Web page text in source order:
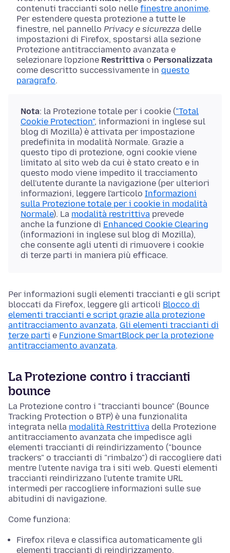
contenuti traccianti solo nelle finestre anonime.
Per estendere questa protezione a tutte le
finestre, nel pannello Privacy e sicurezza delle
impostazioni di Firefox, spostarsi alla sezione
Protezione antitracciamento avanzata e
selezionare l'opzione Restrittiva o Personalizzata
come descritto successivamente in questo
paragrafo.
Nota: la Protezione totale per i cookie ("Total
Cookie Protection", informazioni in inglese sul
blog di Mozilla) è attivata per impostazione
predefinita in modalità Normale. Grazie a
questo tipo di protezione, ogni cookie viene
limitato al sito web da cui è stato creato e in
questo modo viene impedito il tracciamento
dell'utente durante la navigazione (per ulteriori
informazioni, leggere l'articolo Informazioni
sulla Protezione totale per i cookie in modalità
Normale). La modalità restrittiva prevede
anche la funzione di Enhanced Cookie Clearing
(informazioni in inglese sul blog di Mozilla),
che consente agli utenti di rimuovere i cookie
di terze parti in maniera più efficace.
Per informazioni sugli elementi traccianti e gli script
bloccati da Firefox, leggere gli articoli Blocco di
elementi traccianti e script grazie alla protezione
antitracciamento avanzata, Gli elementi traccianti di
terze parti e Funzione SmartBlock per la protezione
antitracciamento avanzata.
La Protezione contro i traccianti
bounce
La Protezione contro i "traccianti bounce" (Bounce
Tracking Protection o BTP) è una funzionalita
integrata nella modalità Restrittiva della Protezione
antitracciamento avanzata che impedisce agli
elementi traccianti di reindirizzamento ("bounce
trackers" o traccianti di "rimbalzo") di raccogliere dati
mentre l'utente naviga tra i siti web. Questi elementi
traccianti reindirizzano l'utente tramite URL
intermedi per raccogliere informazioni sulle sue
abitudini di navigazione.
Come funziona:
Firefox rileva e classifica automaticamente gli
elementi traccianti di reindirizzamento.